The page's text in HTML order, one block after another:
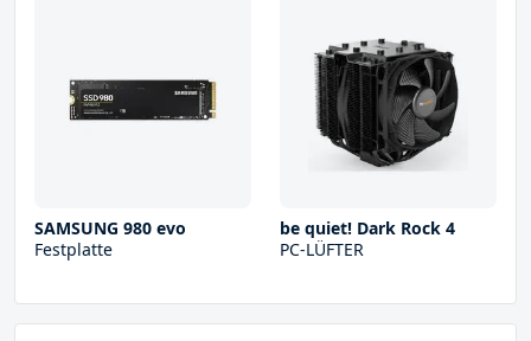
SAMSUNG 980 evo
Festplatte
be quiet! Dark Rock 4
PC-LÜFTER